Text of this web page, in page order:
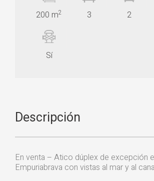
200 m2 3 2
Sí
Descripción
En venta – Atico dúplex de excepción
Empuriabrava con vistas al mar y al